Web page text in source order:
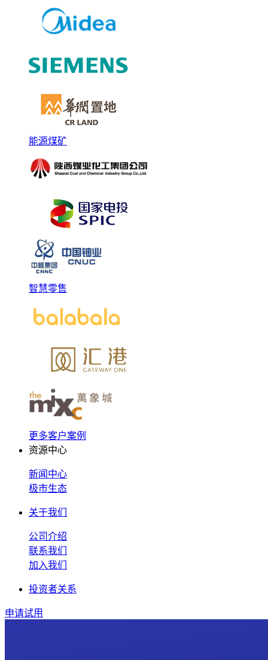
能源煤矿
智慧零售
更多客户案例
资源中心
新闻中心
极市生态
关于我们
公司介绍
联系我们
加入我们
投资者关系
申请试用